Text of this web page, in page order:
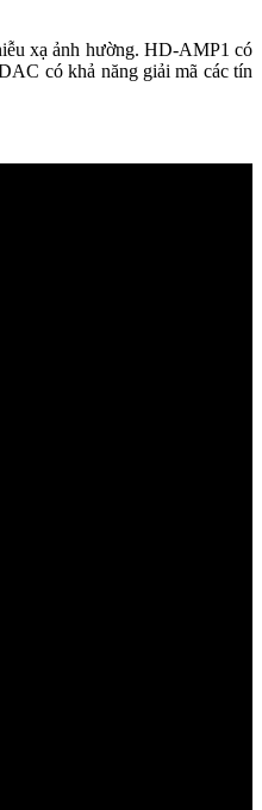
xạ ảnh hường. HD-AMP1 có
có khả năng giải mã các tín